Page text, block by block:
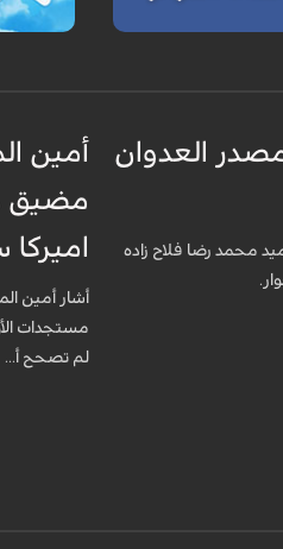
العدوان
محمد رضا فلاح زاده
أمين
مضيق
أشار أمين
مستجدات
لم تصحح أ...